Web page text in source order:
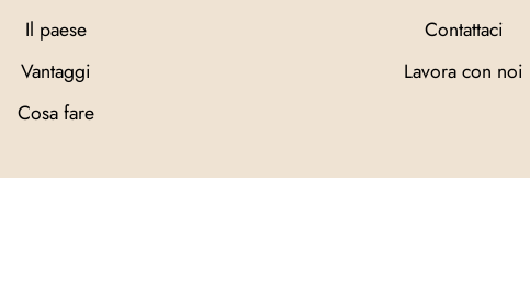
Il paese
Vantaggi
Cosa fare
Contattaci
Lavora con noi